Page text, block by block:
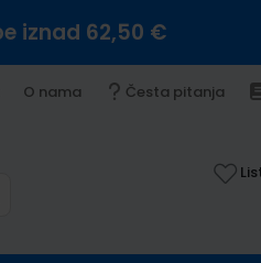
iznad 62,50 €
O nama Česta pitanja